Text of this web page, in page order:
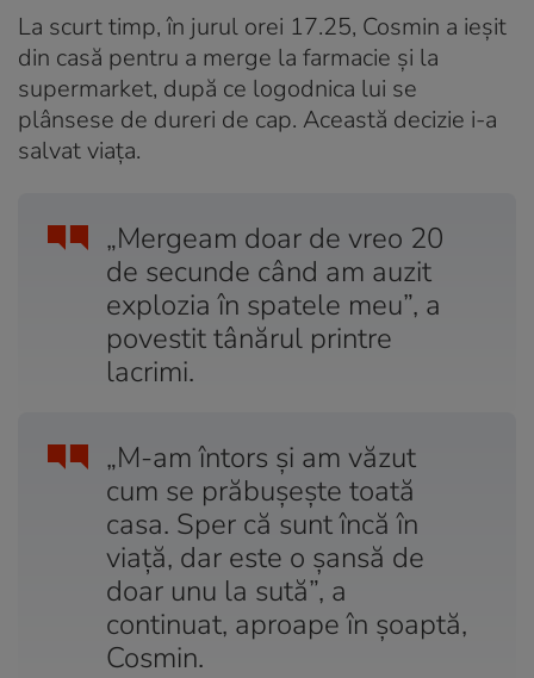
La scurt timp, în jurul orei 17.25, Cosmin a ieșit
din casă pentru a merge la farmacie și la
supermarket, după ce logodnica lui se
plânsese de dureri de cap. Această decizie i-a
salvat viața.
„Mergeam doar de vreo 20
de secunde când am auzit
explozia în spatele meu”, a
povestit tânărul printre
lacrimi.
„M-am întors și am văzut
cum se prăbușește toată
casa. Sper că sunt încă în
viață, dar este o șansă de
doar unu la sută”, a
continuat, aproape în șoaptă,
Cosmin.